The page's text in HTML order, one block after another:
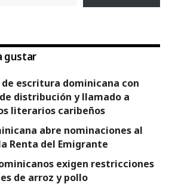
gustar
escritura dominicana con
distribución y llamado a
literarios caribeños
abre nominaciones al
Renta del Emigrante
exigen restricciones
de arroz y pollo